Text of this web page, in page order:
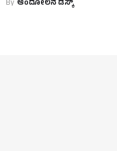
By ಆಂದೋಲನ ಡೆಸ್ಕ್